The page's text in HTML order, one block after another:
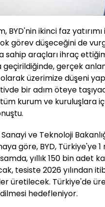
BYD'nin ikinci faz
görev düşeceğini de
sahip araçları ihraç
gerçek
üzerimize düşeni
bir adım öteye
kurum ve kuruluşlara
Sanayi ve Teknoloji
göre, BYD, Türkiye'ye
yıllık 150 bin adet
tesiste 2026 yılından
üretilecek. Türkiye'de
hedefleniyor.